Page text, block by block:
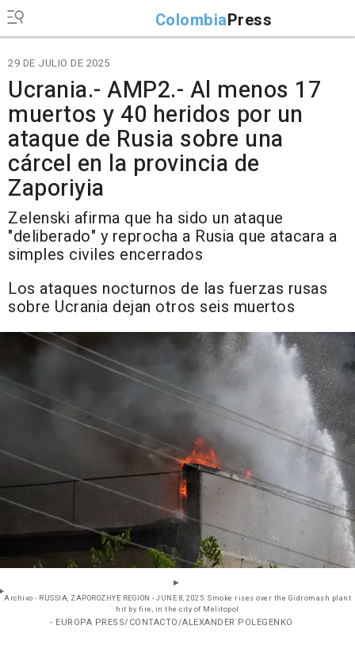
ColombiaPress
29 DE JULIO DE 2025
Ucrania.- AMP2.- Al menos 17
muertos y 40 heridos por un
ataque de Rusia sobre una
cárcel en la provincia de
Zaporiyia
Zelenski afirma que ha sido un ataque
"deliberado" y reprocha a Rusia que atacara a
simples civiles encerrados
Los ataques nocturnos de las fuerzas rusas
sobre Ucrania dejan otros seis muertos
Archivo - RUSSIA, ZAPOROZHYE REGION - JUNE 8, 2025: Smoke rises over the Gidromash plant
hit by fire, in the city of Melitopol
- EUROPA PRESS/CONTACTO/ALEXANDER POLEGENKO